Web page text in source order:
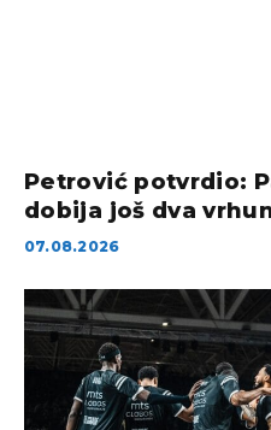
Petrović potvrdio:
dobija još dva
07.08.2026